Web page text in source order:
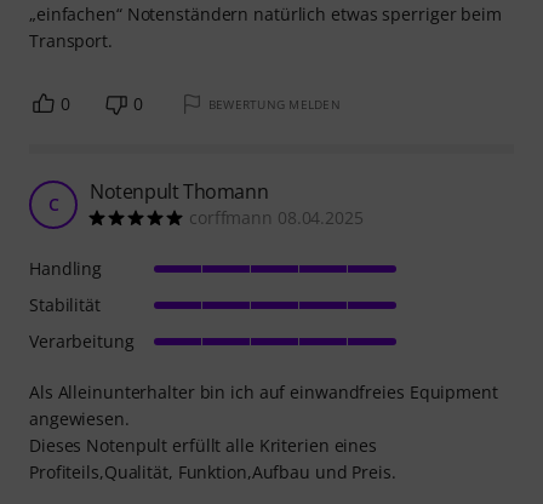
„einfachen“ Notenständern natürlich etwas sperriger beim
Transport.
0 0 BEWERTUNG MELDEN
C Notenpult Thomann
corffmann 08.04.2025
Als Alleinunterhalter bin ich auf einwandfreies Equipment
angewiesen.
Dieses Notenpult erfüllt alle Kriterien eines
Profiteils,Qualität, Funktion,Aufbau und Preis.
Handling
Stabilität
Verarbeitung